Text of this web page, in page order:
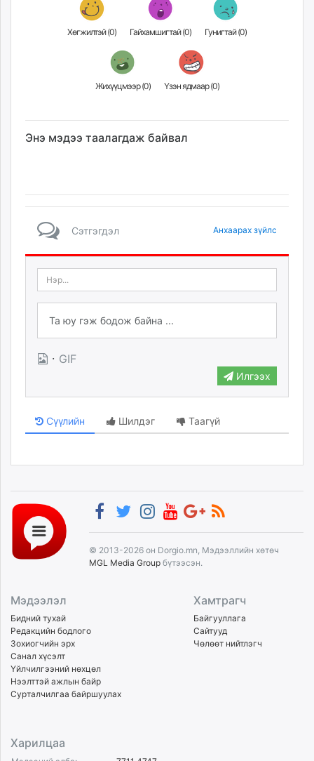
Хөгжилтэй (0) Гайхамшигтай (0) Гунигтай (0)
Жихүүцмээр (0) Үзэн ядмаар (0)
Энэ мэдээ таалагдаж байвал
Сэтгэгдэл Анхаарах зүйлс
· GIF
Илгээх
Сүүлийн Шилдэг Таагүй
© 2013-2026 он Dorgio.mn, Мэдээллийн хөтөч
MGL Media Group бүтээсэн.
Мэдээлэл
Бидний тухай
Редакцийн бодлого
Зохиогчийн эрх
Санал хүсэлт
Үйлчилгээний нөхцөл
Нээлттэй ажлын байр
Сурталчилгаа байршуулах
Хамтрагч
Байгууллага
Сайтууд
Чөлөөт нийтлэгч
Харилцаа